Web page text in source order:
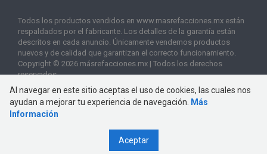
Todos los productos vendidos en www.masrefacciones.mx están
respaldados por el fabricante. Los detalles de la garantía están
descritos en cada anuncio. Únicamente vendemos productos
nuevos y de calidad que garantizan el correcto funcionamiento.
Copyright © 2026 másrefacciones.mx | Todos los derechos
reservados
Al navegar en este sitio aceptas el uso de cookies, las cuales nos
ayudan a mejorar tu experiencia de navegación.
Más
Información
Aceptar